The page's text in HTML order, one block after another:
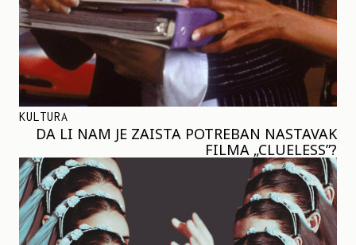
KULTURA
DA LI NAM JE ZAISTA POTREBAN NASTAVAK
FILMA „CLUELESS”?